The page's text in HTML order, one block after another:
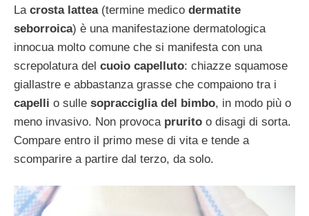
La crosta lattea(termine medico dermatite
seborroica) è una manifestazione dermatologica
innocua molto comune che si manifesta con una
screpolatura del cuoio capelluto: chiazze squamose
giallastre e abbastanza grasse che compaiono tra i
capelli o sulle sopracciglia del bimbo, in modo più o
meno invasivo. Non provoca prurito o disagi di sorta.
Compare entro il primo mese di vita e tende a
scomparire a partire dal terzo, da solo.